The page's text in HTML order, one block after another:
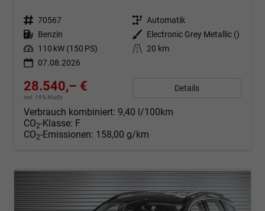
Fahrzeugnr. 70567 Getriebe Automatik
Kraftstoff Benzin Außenfarbe
Electronic Grey Metallic ()
Leistung 110 kW (150 PS) Kilometerstand 20 km
07.08.2026
28.540,– €
incl. 19% MwSt.
Details
Verbrauch kombiniert: 9,40 l/100km
CO2-Klasse: F
CO2-Emissionen: 158,00 g/km